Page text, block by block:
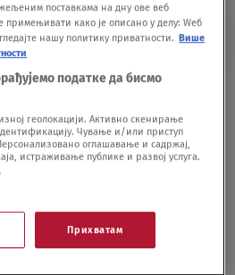
поставкама на дну ове веб
како је описано у делу: Wеб
нашу политику приватности. Више
податке да бисмо
геолокацији. Активно скенирање
Чување и/или приступ
оглашавање и садржај,
истраживање публике и развој услуга.
Прихватам